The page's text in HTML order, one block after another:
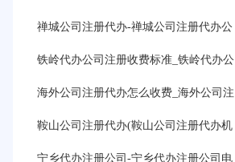
禅城公司注册代办-禅城公司注册代办公
铁岭代办公司注册收费标准_铁岭代办公
海外公司注册代办怎么收费_海外公司注
鞍山公司注册代办(鞍山公司注册代办机
宁乡代办注册公司-宁乡代办注册公司电